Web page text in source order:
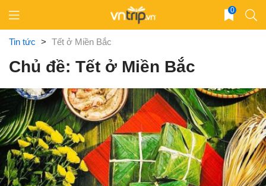
content
0
Tin tức > Tết ở Miền Bắc
Chủ đề: Tết ở Miền Bắc